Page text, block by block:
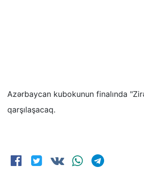
Azərbaycan kubokunun finalında
qarşılaşacaq.